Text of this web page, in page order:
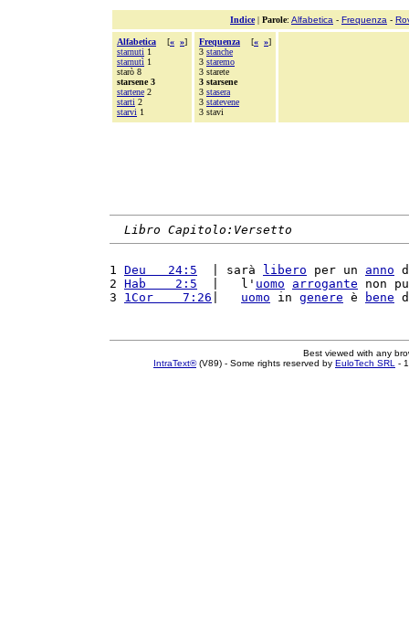
Indice| Parole: Alfabetica - Frequenza -
Alfabetica [« »]
starnuti 1
starnutì 1
starò 8
starsene 3
startene 2
starti 2
starvi 1
Frequenza [« »]
3 stanche
3 staremo
3 starete
3 starsene
3 stasera
3 statevene
3 stavi
Libro Capitolo:Versetto
1 Deu   24:5
  | sarà
libero per un anno
2 Hab    2:5
  |   l'
uomo arrogante non
3 1Cor    7:26 uomo in genere è bene
Best viewed with any
IntraText®(V89) - Some rights reserved by EuloTech SRL -